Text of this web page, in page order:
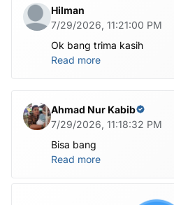
Hilman
7/29/2026, 11:21:00 PM
Ok bang trima kasih
Read more
Ahmad Nur Kabib
7/29/2026, 11:18:32 PM
Bisa bang
Read more